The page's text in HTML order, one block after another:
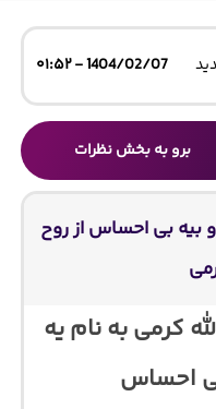
1404/02/07 - ۰۱:۵۲
برو به بخش نظرات
بیه بی احساس از روح
کرمی به نام یه
احساس